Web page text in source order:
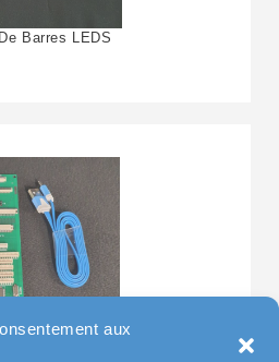
aux
Barres LEDS
Clavier De